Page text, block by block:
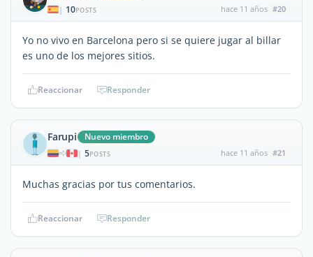
| 10POSTS hace 11 años #20
Yo no vivo en Barcelona pero si se quiere jugar al billar
es uno de los mejores sitios.
Reaccionar Responder
Farupi Nuevo miembro
| 5POSTS hace 11 años #21
Muchas gracias por tus comentarios.
Reaccionar Responder